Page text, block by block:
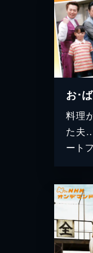
お･
料理
た夫
ート